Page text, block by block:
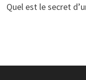
Quel est le secret